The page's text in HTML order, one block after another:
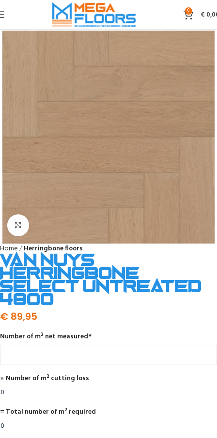
0 €
Home Herringbone floors
Van Nuys
herringbone
select untreated
4800
€ 89,95
Number of m² net measured*
+ Number of m² cutting loss
= Total number of m² required
Click to enlarge